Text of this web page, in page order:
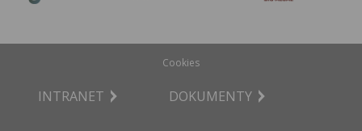
Cookies
INTRANET DOKUMENTY